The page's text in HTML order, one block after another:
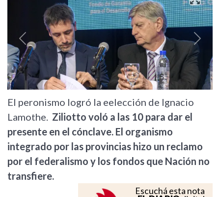
Previous Next
El peronismo logró la eelección de Ignacio
Lamothe. Ziliotto voló a las 10 para dar el
presente en el cónclave. El organismo
integrado por las provincias hizo un reclamo
por el federalismo y los fondos que Nación no
transfiere.
Escuchá esta nota